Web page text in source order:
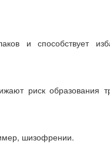
и способствует
риск образования
шизофрении.